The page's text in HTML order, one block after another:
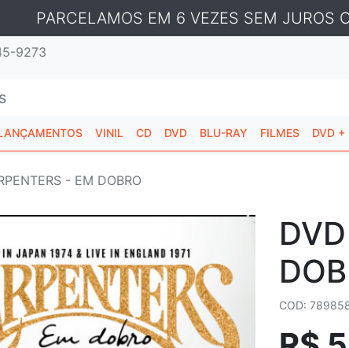
PARCELAMOS EM 6 VEZES SEM JUROS
9273
VINIL CD DVD BLU-RAY FILMES DVD +
- EM DOBRO
COD: